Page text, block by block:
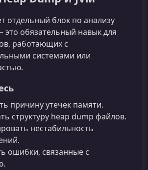
отдельный блок по анализу
это обязательный навык для
работающих с
системами или
причину утечек памяти.
структуру heap dump файлов.
нестабильность
ошибки, связанные с